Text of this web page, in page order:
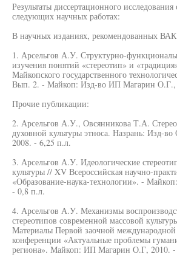
Результаты диссертационного
следующих научных работах:
В научных изданиях, рекомендованных
1. Арсельгов А.У. Структурно-
изучения понятий «стереотип» и
Майкопского государственного
Вып. 2. - Майкоп: Изд-во ИП Магарин О.Г.,
Прочие публикации:
2. Арсельгов А.У., Овсянникова Т.А.
духовной культуры этноса. Назрань: Изд-
2008. - 6,25 п.л.
3. Арсельгов А.У. Идеологические
культуры // XV Всероссийская научно-
«Образование-наука-технологии». -
- 0,8 п.л.
4. Арсельгов А.У. Механизмы
стереотипов современной массовой
Материалы Первой заочной международной
конференции «Актуальные проблемы
региона». Майкоп: ИП Магарин О.Г, 2010.